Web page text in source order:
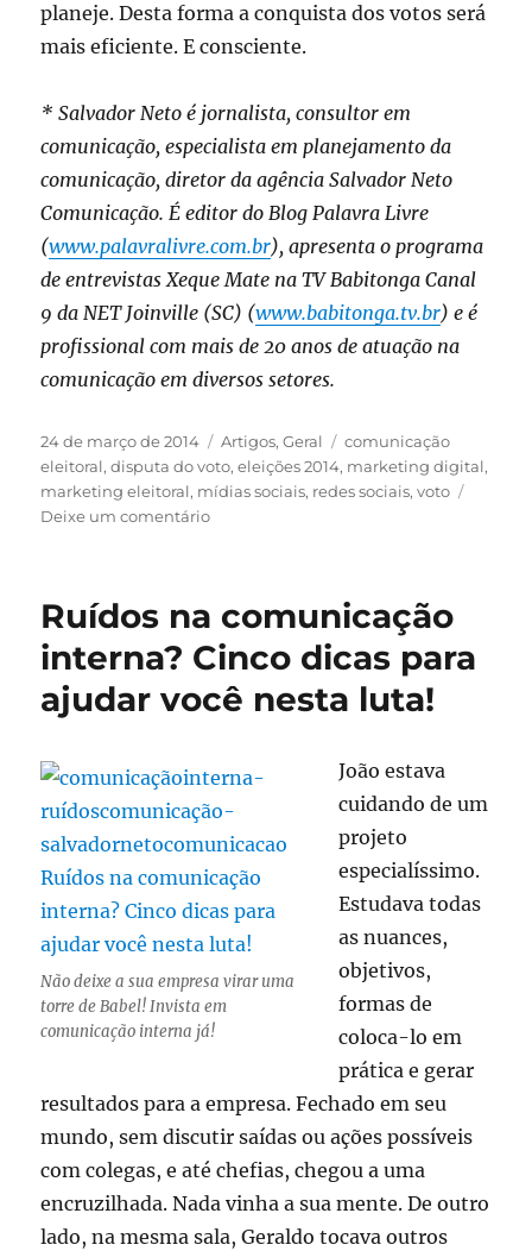
planeje. Desta forma a conquista dos votos será
mais eficiente. E consciente.
* Salvador Neto é jornalista, consultor em
comunicação, especialista em planejamento da
comunicação, diretor da agência Salvador Neto
Comunicação. É editor do Blog Palavra Livre
(www.palavralivre.com.br), apresenta o programa
de entrevistas Xeque Mate na TV Babitonga Canal
9 da NET Joinville (SC) (www.babitonga.tv.br) e é
profissional com mais de 20 anos de atuação na
comunicação em diversos setores.
Publicado
em
24 de março de 2014 Categorias
Artigos,Geral Tags
comunicação
eleitoral,disputa do voto,eleições 2014, marketing digital,
marketing eleitoral, mídias sociais, redes sociais,voto
Deixe um comentárioem
Mídias
Sociais
nas
eleições
de
Ruídos na comunicação
interna? Cinco dicas para
ajudar você nesta luta!
Não deixe a sua empresa virar uma
torre de Babel! Invista em
comunicação interna já!
João estava
cuidando de um
projeto
especialíssimo.
Estudava todas
as nuances,
objetivos,
formas de
coloca-lo em
prática e gerar
resultados para a empresa. Fechado em seu
mundo, sem discutir saídas ou ações possíveis
com colegas, e até chefias, chegou a uma
encruzilhada. Nada vinha a sua mente. De outro
lado, na mesma sala, Geraldo tocava outros